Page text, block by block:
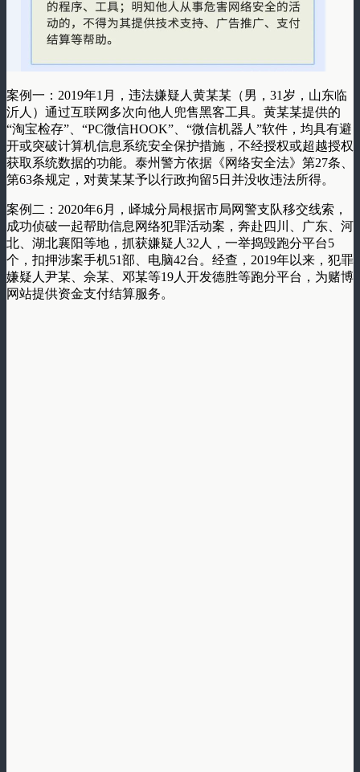
案例一：2019年1月，违法嫌疑人黄某某（男，31岁，山东临
沂人）通过互联网多次向他人兜售黑客工具。黄某某提供的
“淘宝检存”、“PC微信HOOK”、“微信机器人”软件，均具有避
开或突破计算机信息系统安全保护措施，不经授权或超越授权
获取系统数据的功能。泰州警方依据《网络安全法》第27条、
第63条规定，对黄某某予以行政拘留5日并没收违法所得。
案例二：2020年6月，峄城分局根据市局网警支队移交线索，
成功侦破一起帮助信息网络犯罪活动案，奔赴四川、广东、河
北、湖北襄阳等地，抓获嫌疑人32人，一举捣毁跑分平台5
个，扣押涉案手机51部、电脑42台。经查，2019年以来，犯罪
嫌疑人尹某、佘某、邓某等19人开发德胜等跑分平台，为赌博
网站提供资金支付结算服务。